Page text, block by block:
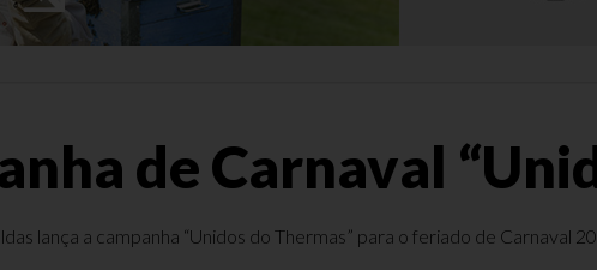
de Carnaval
lança a campanha “Unidos do Thermas” para o feriado de Carnaval